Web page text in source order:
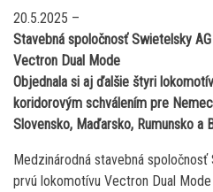
20.5.2025 –
Stavebná spoločnosť Swietelsky
Vectron Dual Mode
Objednala si aj ďalšie štyri
koridorovým schválením pre
Slovensko, Maďarsko, Rumunsko a
Medzinárodná stavebná
prvú lokomotívu Vectron Dual